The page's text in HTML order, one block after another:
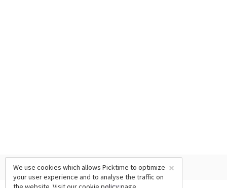
×
We use cookies which allows Picktime to optimize
your user experience and to analyse the traffic on